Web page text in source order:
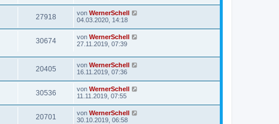
27918 von WernerSchell
04.03.2020, 14:18
30674 von WernerSchell
27.11.2019, 07:39
20405 von WernerSchell
16.11.2019, 07:36
30536 von WernerSchell
11.11.2019, 07:55
20701 von WernerSchell
30.10.2019, 06:58